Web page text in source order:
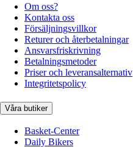
Om oss?
Kontakta oss
Försäljningsvillkor
Returer och återbetalningar
Ansvarsfriskrivning
Betalningsmetoder
Priser och leveransalternativ
Integritetspolicy
Våra butiker
Basket-Center
Daily Bikers